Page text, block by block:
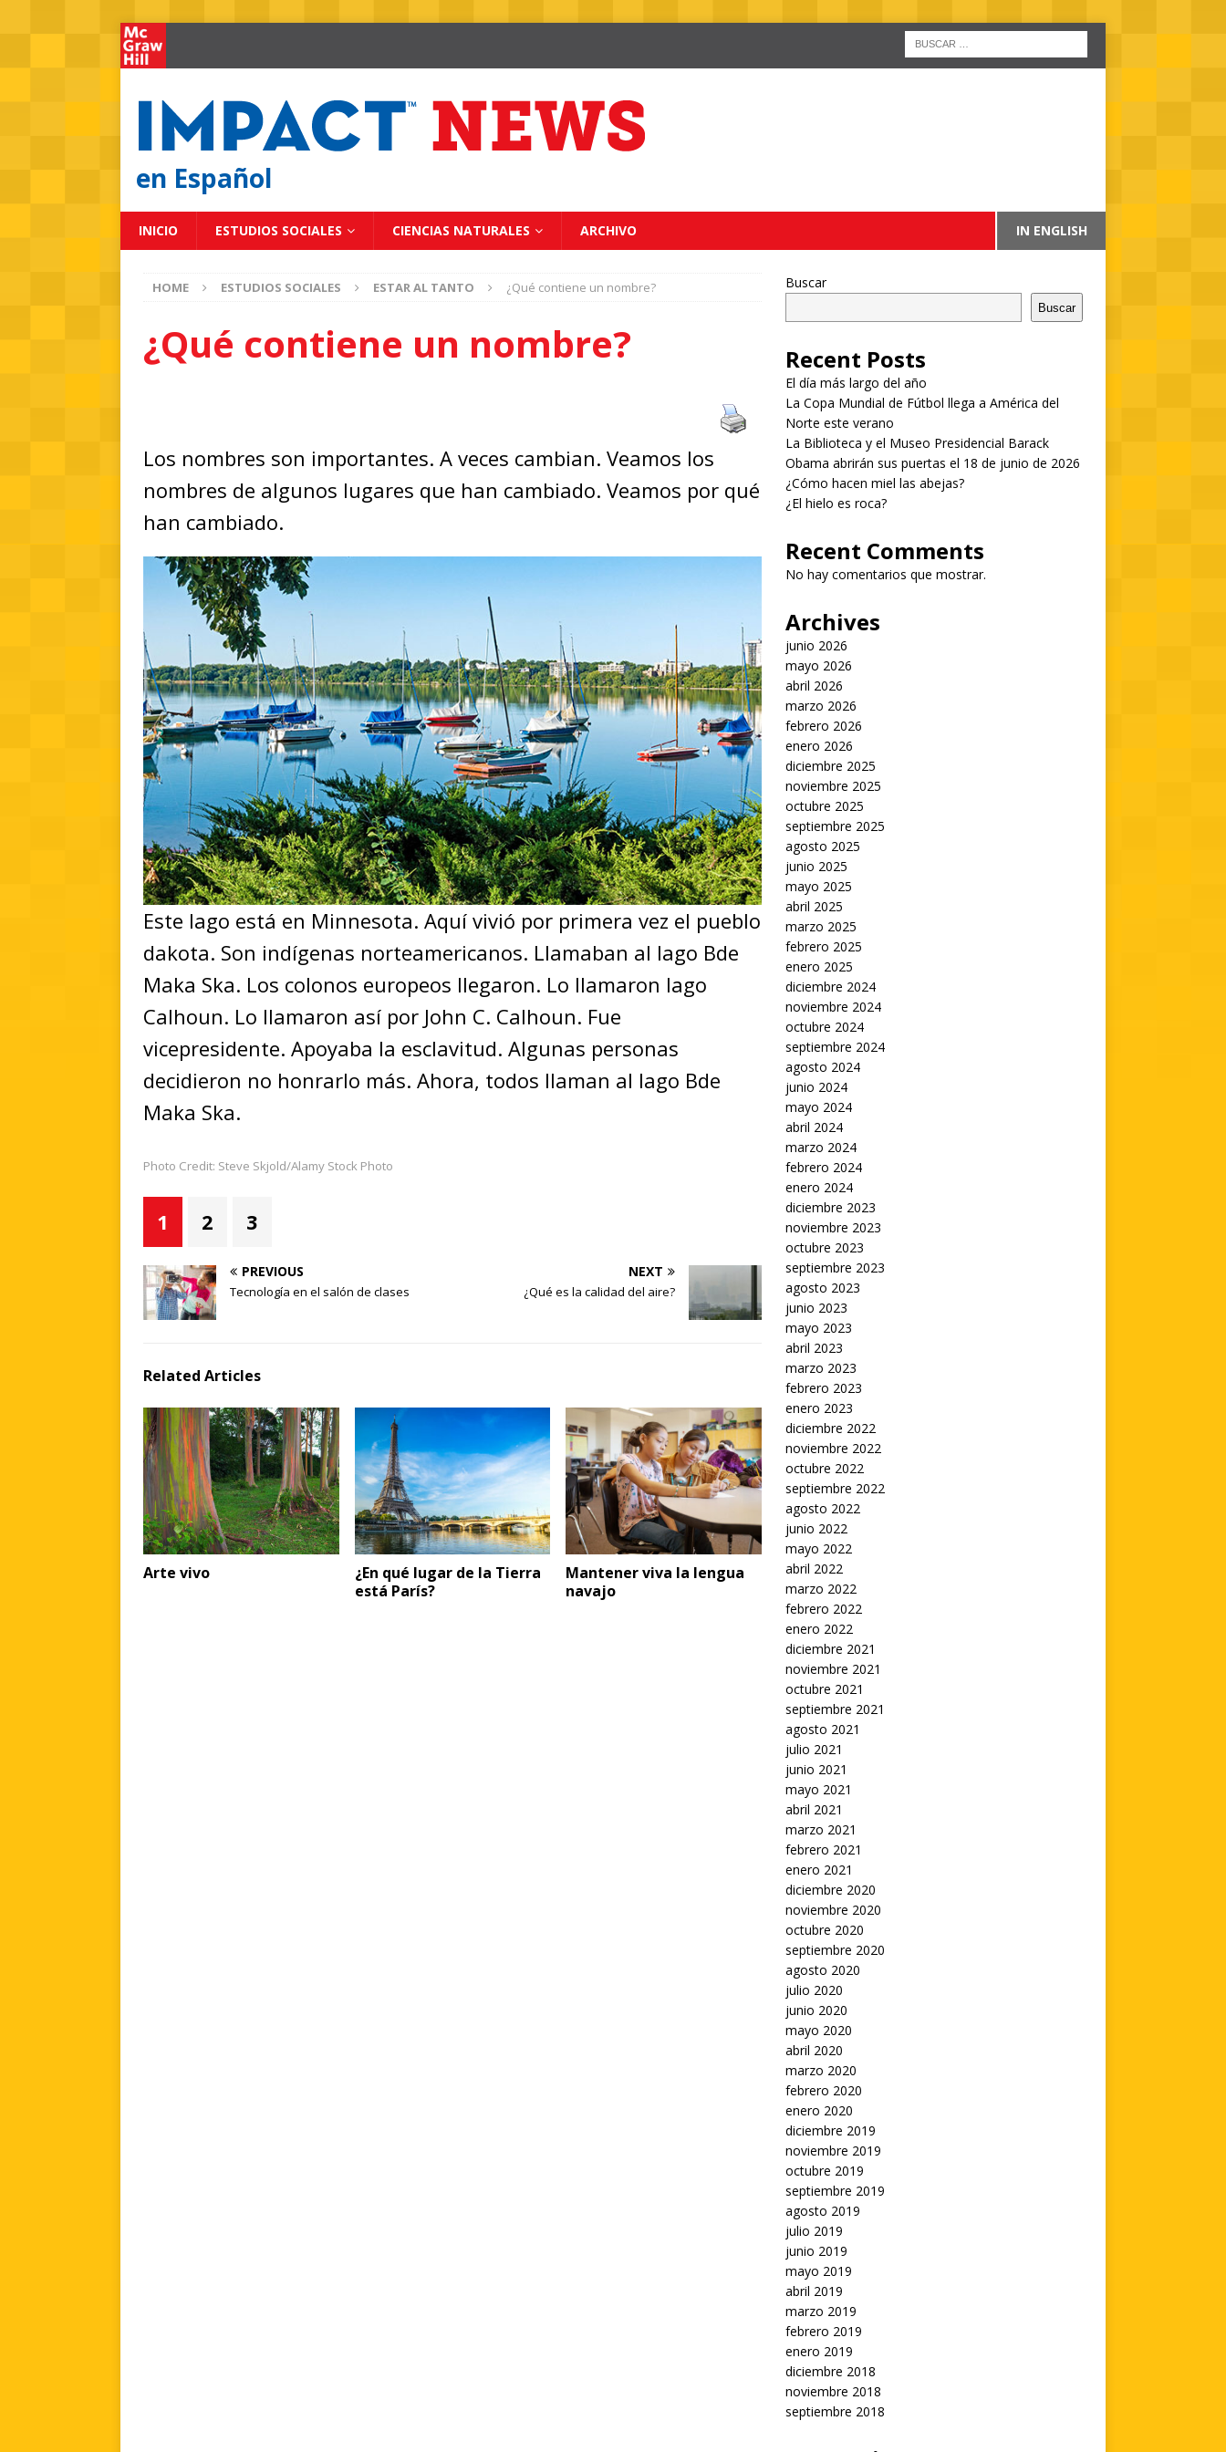
en Español
INICIO ESTUDIOS SOCIALES CIENCIAS NATURALES ARCHIVO IN ENGLISH
HOME ESTUDIOS SOCIALES ESTAR AL TANTO ¿Qué contiene un nombre?
¿Qué contiene un nombre?
Los nombres son importantes. A veces cambian. Veamos los
nombres de algunos lugares que han cambiado. Veamos por qué
han cambiado.
Este lago está en Minnesota. Aquí vivió por primera vez el pueblo
dakota. Son indígenas norteamericanos. Llamaban al lago Bde
Maka Ska. Los colonos europeos llegaron. Lo llamaron lago
Calhoun. Lo llamaron así por John C. Calhoun. Fue
vicepresidente. Apoyaba la esclavitud. Algunas personas
decidieron no honrarlo más. Ahora, todos llaman al lago Bde
Maka Ska.
Photo Credit: Steve Skjold/Alamy Stock Photo
1 2 3
PREVIOUS
Tecnología en el salón de clases
NEXT
¿Qué es la calidad del aire?
Related Articles
Arte vivo
¿En qué lugar de la Tierra
está París?
Mantener viva la lengua
navajo
Buscar
Buscar
Recent Posts
El día más largo del año
La Copa Mundial de Fútbol llega a América del
Norte este verano
La Biblioteca y el Museo Presidencial Barack
Obama abrirán sus puertas el 18 de junio de 2026
¿Cómo hacen miel las abejas?
¿El hielo es roca?
Recent Comments
No hay comentarios que mostrar.
Archives
junio 2026
mayo 2026
abril 2026
marzo 2026
febrero 2026
enero 2026
diciembre 2025
noviembre 2025
octubre 2025
septiembre 2025
agosto 2025
junio 2025
mayo 2025
abril 2025
marzo 2025
febrero 2025
enero 2025
diciembre 2024
noviembre 2024
octubre 2024
septiembre 2024
agosto 2024
junio 2024
mayo 2024
abril 2024
marzo 2024
febrero 2024
enero 2024
diciembre 2023
noviembre 2023
octubre 2023
septiembre 2023
agosto 2023
junio 2023
mayo 2023
abril 2023
marzo 2023
febrero 2023
enero 2023
diciembre 2022
noviembre 2022
octubre 2022
septiembre 2022
agosto 2022
junio 2022
mayo 2022
abril 2022
marzo 2022
febrero 2022
enero 2022
diciembre 2021
noviembre 2021
octubre 2021
septiembre 2021
agosto 2021
julio 2021
junio 2021
mayo 2021
abril 2021
marzo 2021
febrero 2021
enero 2021
diciembre 2020
noviembre 2020
octubre 2020
septiembre 2020
agosto 2020
julio 2020
junio 2020
mayo 2020
abril 2020
marzo 2020
febrero 2020
enero 2020
diciembre 2019
noviembre 2019
octubre 2019
septiembre 2019
agosto 2019
julio 2019
junio 2019
mayo 2019
abril 2019
marzo 2019
febrero 2019
enero 2019
diciembre 2018
noviembre 2018
septiembre 2018